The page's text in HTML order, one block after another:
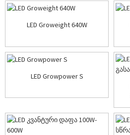
LED Groweight 640W
LED Growpower S